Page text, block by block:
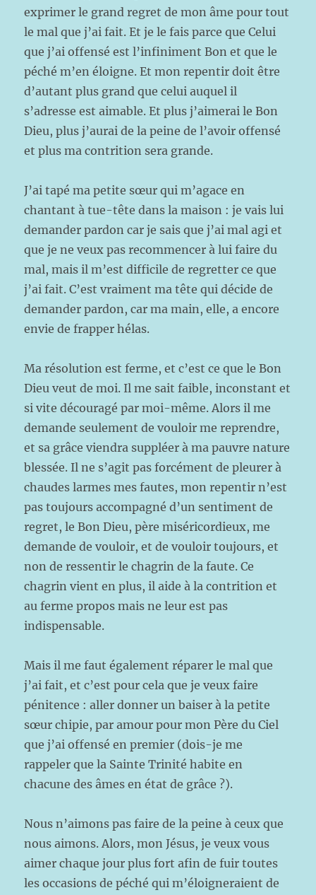
exprimer le grand regret de mon âme pour tout
le mal que j’ai fait. Et je le fais parce que Celui
que j’ai offensé est l’infiniment Bon et que le
péché m’en éloigne. Et mon repentir doit être
d’autant plus grand que celui auquel il
s’adresse est aimable. Et plus j’aimerai le Bon
Dieu, plus j’aurai de la peine de l’avoir offensé
et plus ma contrition sera grande.
J’ai tapé ma petite sœur qui m’agace en
chantant à tue-tête dans la maison : je vais lui
demander pardon car je sais que j’ai mal agi et
que je ne veux pas recommencer à lui faire du
mal, mais il m’est difficile de regretter ce que
j’ai fait. C’est vraiment ma tête qui décide de
demander pardon, car ma main, elle, a encore
envie de frapper hélas.
Ma résolution est ferme, et c’est ce que le Bon
Dieu veut de moi. Il me sait faible, inconstant et
si vite découragé par moi-même. Alors il me
demande seulement de vouloir me reprendre,
et sa grâce viendra suppléer à ma pauvre nature
blessée. Il ne s’agit pas forcément de pleurer à
chaudes larmes mes fautes, mon repentir n’est
pas toujours accompagné d’un sentiment de
regret, le Bon Dieu, père miséricordieux, me
demande de vouloir, et de vouloir toujours, et
non de ressentir le chagrin de la faute. Ce
chagrin vient en plus, il aide à la contrition et
au ferme propos mais ne leur est pas
indispensable.
Mais il me faut également réparer le mal que
j’ai fait, et c’est pour cela que je veux faire
pénitence : aller donner un baiser à la petite
sœur chipie, par amour pour mon Père du Ciel
que j’ai offensé en premier (dois-je me
rappeler que la Sainte Trinité habite en
chacune des âmes en état de grâce ?).
Nous n’aimons pas faire de la peine à ceux que
nous aimons. Alors, mon Jésus, je veux vous
aimer chaque jour plus fort afin de fuir toutes
les occasions de péché qui m’éloigneraient de